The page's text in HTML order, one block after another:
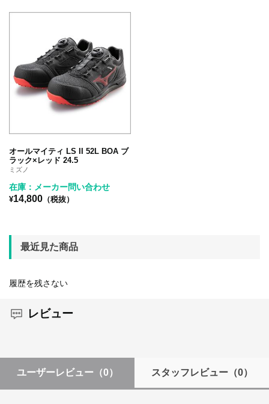
オールマイティ LS II 52L BOA ブ
ラック×レッド 24.5
ミズノ
在庫：メーカー問い合わせ
¥14,800 （税抜）
最近見た商品
履歴を残さない
レビュー
ユーザーレビュー （0） スタッフレビュー（0）